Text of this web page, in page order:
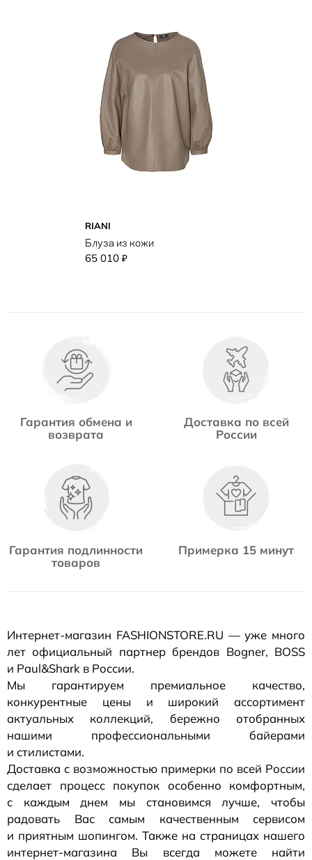
RIANI
Блуза из кожи
65 010 ₽
Гарантия обмена и
возврата
Доставка по всей
России
Гарантия подлинности
товаров
Примерка 15 минут
Интернет-магазин FASHIONSTORE.RU — уже много
лет официальный партнер брендов Bogner, BOSS
и Paul&Shark в России.
Мы гарантируем премиальное качество,
конкурентные цены и широкий ассортимент
актуальных коллекций, бережно отобранных
нашими профессиональными байерами
и стилистами.
Доставка с возможностью примерки по всей России
сделает процесс покупок особенно комфортным,
с каждым днем мы становимся лучше, чтобы
радовать Вас самым качественным сервисом
и приятным шопингом. Также на страницах нашего
интернет-магазина Вы всегда можете найти